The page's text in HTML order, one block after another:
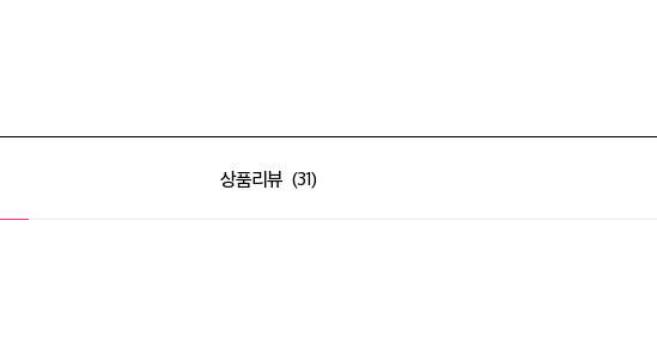
상품리뷰 31